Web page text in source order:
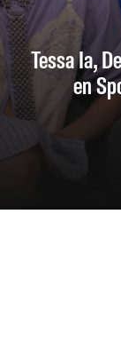
Tessa Ia,
en